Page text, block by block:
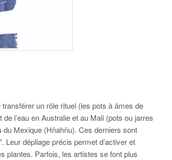
un rôle rituel (les pots à âmes de
l’eau en Australie et au Mali (pots ou jarres
du Mexique (Hñahñu). Ces derniers sont
Leur dépliage précis permet d’activer et
plantes. Parfois, les artistes se font plus